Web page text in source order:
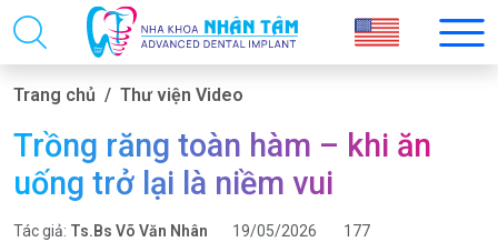
Trang chủ Thư viện Video
Trồng răng toàn hàm – khi ăn
uống trở lại là niềm vui
Tác giả: Ts.Bs Võ Văn Nhân 19/05/2026 177